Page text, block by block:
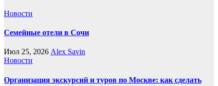
Новости
Семейные отели в Сочи
Июл 25, 2026 Alex Savin
Новости
Организация экскурсий и туров по Москве: как сделать